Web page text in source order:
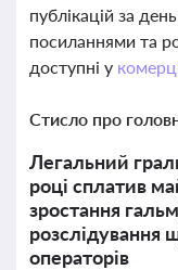
публікацій за
посиланнями та
доступні у
Стисло про
Легальний
році сплатив
зростання
розслідування
операторів